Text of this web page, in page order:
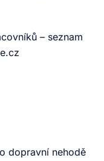
– seznam
dopravní nehodě